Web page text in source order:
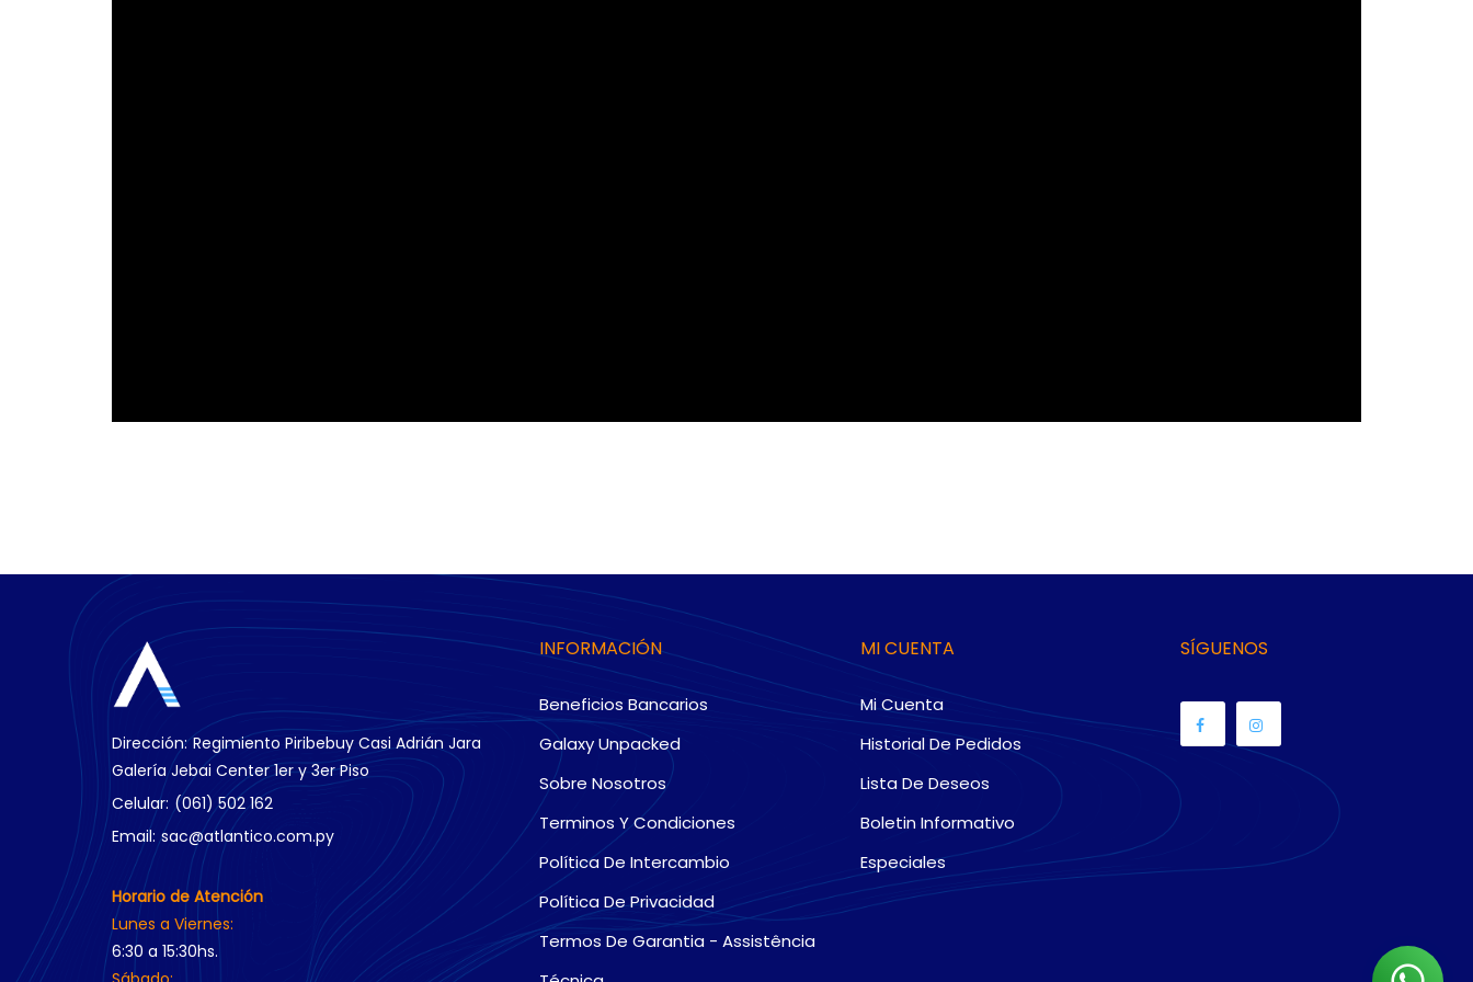
Dirección: Regimiento Piribebuy Casi Adrián Jara
Galería Jebai Center 1er y 3er Piso
Celular: (061) 502 162
Email: sac@atlantico.com.py
Horario de Atención
Lunes a Viernes:
6:30 a 15:30hs.
INFORMACIÓN
Beneficios Bancarios
Galaxy Unpacked
Sobre Nosotros
Terminos Y Condiciones
Política De Intercambio
Política De Privacidad
Termos De Garantia - Assistência
MI CUENTA
Mi Cuenta
Historial De Pedidos
Lista De Deseos
Boletin Informativo
Especiales
SÍGUENOS